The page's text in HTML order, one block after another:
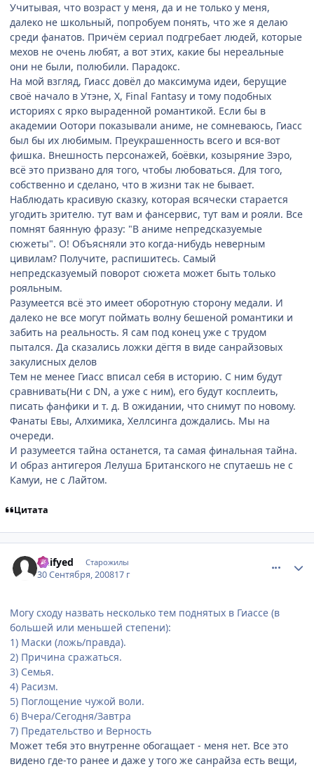
Учитывая, что возраст у меня, да и не только у меня,
далеко не школьный, попробуем понять, что же я делаю
среди фанатов. Причём сериал подгребает людей, которые
мехов не очень любят, а вот этих, какие бы нереальные
они не были, полюбили. Парадокс.
На мой взгляд, Гиасс довёл до максимума идеи, берущие
своё начало в Утэне, Х, Final Fantasy и тому подобных
историях с ярко выраденной романтикой. Если бы в
академии Оотори показывали аниме, не сомневаюсь, Гиасс
был бы их любимым. Преукрашенность всего и вся-вот
фишка. Внешность персонажей, боёвки, козыряние Зэро,
всё это призвано для того, чтобы любоваться. Для того,
собственно и сделано, что в жизни так не бывает.
Наблюдать красивую сказку, которая всячески старается
угодить зрителю. тут вам и фансервис, тут вам и рояли. Все
помнят баянную фразу: "В аниме непредсказуемые
сюжеты". О! Объясняли это когда-нибудь неверным
цивилам? Получите, распишитесь. Самый
непредсказуемый поворот сюжета может быть только
рояльным.
Разумеется всё это имеет оборотную сторону медали. И
далеко не все могут поймать волну бешеной романтики и
забить на реальность. Я сам под конец уже с трудом
пытался. Да сказались ложки дёгтя в виде санрайзовых
закулисных делов
Тем не менее Гиасс вписал себя в историю. С ним будут
сравнивать(Ни с DN, а уже с ним), его будут косплеить,
писать фанфики и т. д. В ожидании, что снимут по новому.
Фанаты Евы, Алхимика, Хеллсинга дождались. Мы на
очереди.
И разумеется тайна останется, та самая финальная тайна.
И образ антигероя Лелуша Британского не спутаешь не с
Камуи, не с Лайтом.
Цитата
Deifyed Старожилы
30 Сентября, 200817 г
Могу сходу назвать несколько тем поднятых в Гиассе (в
большей или меньшей степени):
1) Маски (ложь/правда).
2) Причина сражаться.
3) Семья.
4) Расизм.
5) Поглощение чужой воли.
6) Вчера/Сегодня/Завтра
7) Предательство и Верность
Может тебя это внутренне обогащает - меня нет. Все это
видено где-то ранее и даже у того же санрайза есть вещи,